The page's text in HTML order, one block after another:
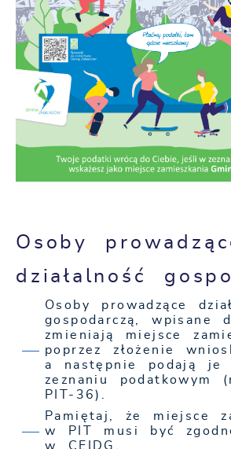
Osoby
działalność
Osoby prowadzące
gospodarczą, wpisane
zmieniają miejsce
poprzez złożenie
a następnie podają je
zeznaniu podatkowym
PIT-36).
Pamiętaj, że miejsce
w PIT musi być
w CEIDG.